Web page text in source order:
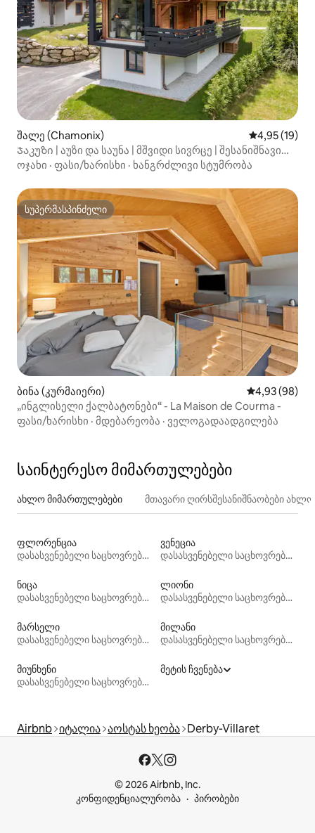
შალე (Chamonix) საშუალო
4,95 (19)
Ჯაკუზი | აუზი და საუნა | მშვიდი სივრცე | შესანიშნავი
ხედი
ოჯახი · ფასი/ხარისხი · ხანგრძლივი სტუმრობა
სუპერმასპინძელი
სუპერმასპინძელი
ბინა (კურმაიერი) საშუალო
4,93 (98)
„ინგლისელი ქალბატონები“ - La Maison de Courma -
ფასი/ხარისხი · მდებარეობა · ველოგადაადგილება
საინტერესო მიმართულებები
ახლო მიმართულებები მთავარი ღირსშესანიშნაობები
ფლორენცია
დასასვენებელი საცხოვრებლები
ვენეცია
დასასვენებელი საცხოვრებლები
ნიცა
დასასვენებელი საცხოვრებლები
ლიონი
დასასვენებელი საცხოვრებლები
მარსელი
დასასვენებელი საცხოვრებლები
მილანი
დასასვენებელი საცხოვრებლები
მიუნხენი
დასასვენებელი საცხოვრებლები
მეტის ჩვენება
Airbnb იტალია აოსტას ხეობა Derby-Villaret
© 2026 Airbnb, Inc.
კონფიდენციალურობა
პირობები